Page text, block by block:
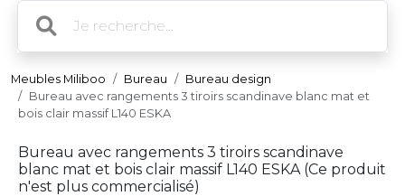
Meubles Miliboo Bureau
Bureau design
Bureau avec rangements 3 tiroirs scandinave blanc mat et
bois clair massif L140 ESKA
Bureau avec rangements 3 tiroirs scandinave
blanc mat et bois clair massif L140 ESKA (Ce produit
n'est plus commercialisé)